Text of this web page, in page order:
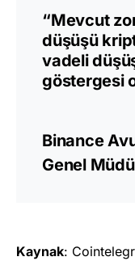
“Mevcut
düşüşü
vadeli
göstergesi
Binance
Genel
Kaynak: